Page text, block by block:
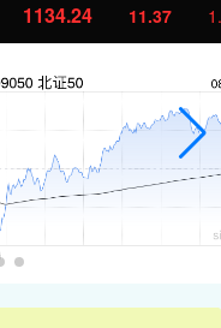
11.37 1.01%